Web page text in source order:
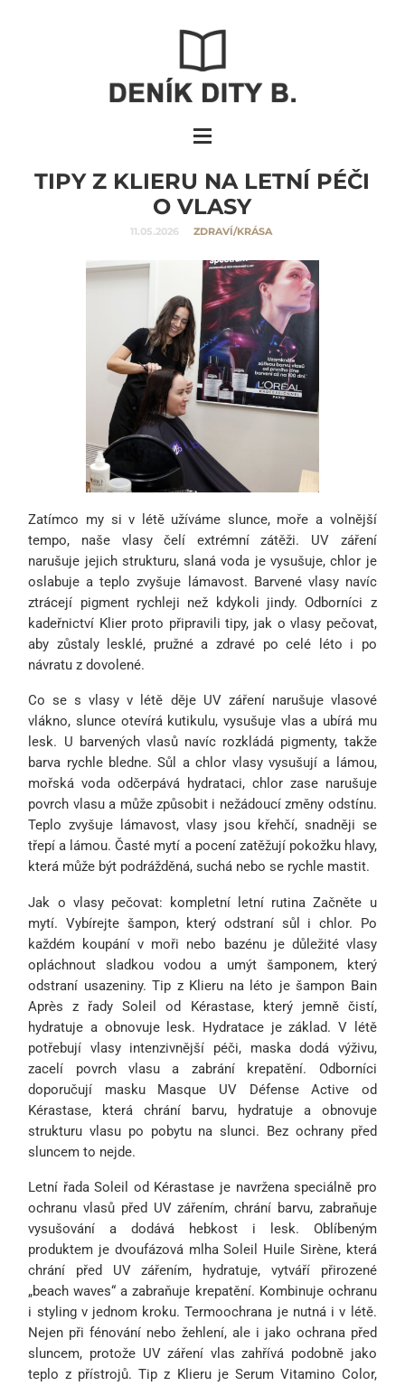
TIPY Z KLIERU NA LETNÍ PÉČI
O VLASY
11.05.2026 ZDRAVÍ/KRÁSA
Zatímco my si v létě užíváme slunce, moře a volnější
tempo, naše vlasy čelí extrémní zátěži. UV záření
narušuje jejich strukturu, slaná voda je vysušuje, chlor je
oslabuje a teplo zvyšuje lámavost. Barvené vlasy navíc
ztrácejí pigment rychleji než kdykoli jindy. Odborníci z
kadeřnictví Klier proto připravili tipy, jak o vlasy pečovat,
aby zůstaly lesklé, pružné a zdravé po celé léto i po
návratu z dovolené.
Co se s vlasy v létě děje UV záření narušuje vlasové
vlákno, slunce otevírá kutikulu, vysušuje vlas a ubírá mu
lesk. U barvených vlasů navíc rozkládá pigmenty, takže
barva rychle bledne. Sůl a chlor vlasy vysušují a lámou,
mořská voda odčerpává hydrataci, chlor zase narušuje
povrch vlasu a může způsobit i nežádoucí změny odstínu.
Teplo zvyšuje lámavost, vlasy jsou křehčí, snadněji se
třepí a lámou. Časté mytí a pocení zatěžují pokožku hlavy,
která může být podrážděná, suchá nebo se rychle mastit.
Jak o vlasy pečovat: kompletní letní rutina Začněte u
mytí. Vybírejte šampon, který odstraní sůl i chlor. Po
každém koupání v moři nebo bazénu je důležité vlasy
opláchnout sladkou vodou a umýt šamponem, který
odstraní usazeniny. Tip z Klieru na léto je šampon Bain
Après z řady Soleil od Kérastase, který jemně čistí,
hydratuje a obnovuje lesk. Hydratace je základ. V létě
potřebují vlasy intenzivnější péči, maska dodá výživu,
zacelí povrch vlasu a zabrání krepatění. Odborníci
doporučují masku Masque UV Défense Active od
Kérastase, která chrání barvu, hydratuje a obnovuje
strukturu vlasu po pobytu na slunci. Bez ochrany před
sluncem to nejde.
Letní řada Soleil od Kérastase je navržena speciálně pro
ochranu vlasů před UV zářením, chrání barvu, zabraňuje
vysušování a dodává hebkost i lesk. Oblíbeným
produktem je dvoufázová mlha Soleil Huile Sirène, která
chrání před UV zářením, hydratuje, vytváří přirozené
„beach waves“ a zabraňuje krepatění. Kombinuje ochranu
i styling v jednom kroku. Termoochrana je nutná i v létě.
Nejen při fénování nebo žehlení, ale i jako ochrana před
sluncem, protože UV záření vlas zahřívá podobně jako
teplo z přístrojů. Tip z Klieru je Serum Vitamino Color,